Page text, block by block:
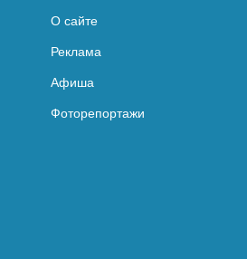
О сайте
Реклама
Афиша
Фоторепортажи